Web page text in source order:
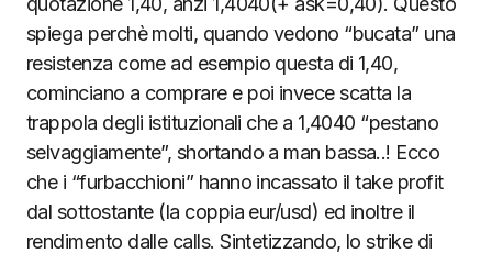
spiega perchè molti, quando vedono “bucata” una
resistenza come ad esempio questa di 1,40,
cominciano a comprare e poi invece scatta la
trappola degli istituzionali che a 1,4040 “pestano
selvaggiamente”, shortando a man bassa..! Ecco
che i “furbacchioni” hanno incassato il take profit
dal sottostante (la coppia eur/usd) ed inoltre il
rendimento dalle calls. Sintetizzando, lo strike di